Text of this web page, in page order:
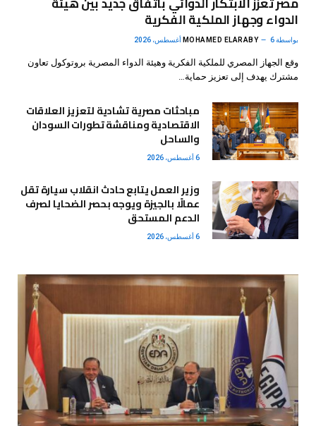
الدواء وجهاز الملكية الفكرية
بواسطة MOHAMED ELARABY 6 أغسطس، 2026
وقع الجهاز المصري للملكية الفكرية وهيئة الدواء المصرية بروتوكول تعاون
مشترك يهدف إلى تعزيز حماية…
مباحثات مصرية تشادية لتعزيز العلاقات
الاقتصادية ومناقشة تطورات السودان
والساحل
6 أغسطس، 2026
وزير العمل يتابع حادث انقلاب سيارة تقل
عمالًا بالجيزة ويوجه بحصر الضحايا لصرف
الدعم المستحق
6 أغسطس، 2026